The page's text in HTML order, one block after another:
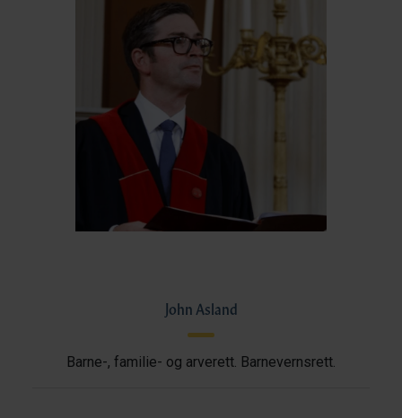
John Asland
Barne-, familie- og arverett. Barnevernsrett.